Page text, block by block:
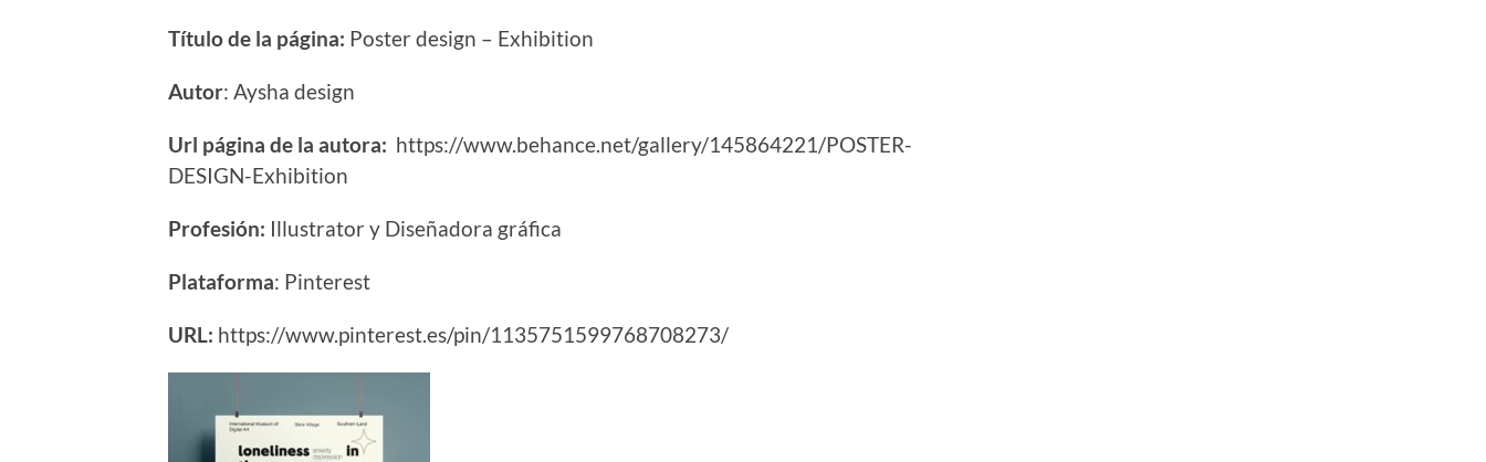
Título de la página: Poster design – Exhibition
Autor: Aysha design
Url página de la autora: https://www.behance.net/gallery/145864221/POSTER-
DESIGN-Exhibition
Profesión: Illustrator y Diseñadora gráfica
Plataforma: Pinterest
URL: https://www.pinterest.es/pin/1135751599768708273/